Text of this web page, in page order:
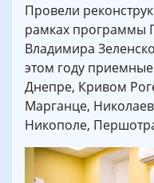
Провели
рамках программы
Владимира
этом году
Днепре, Кривом
Марганце,
Никополе,